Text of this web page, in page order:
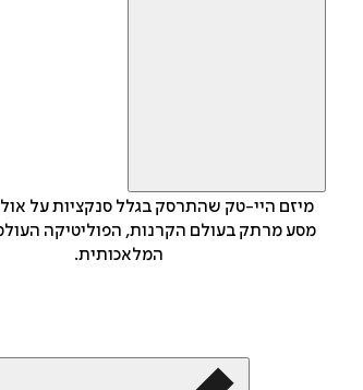
מיזם היי-טק שהתרסק בגלל סנקציות על
מסע מרתק בעולם הקרנות, הפוליטיקה
המלאכותית.